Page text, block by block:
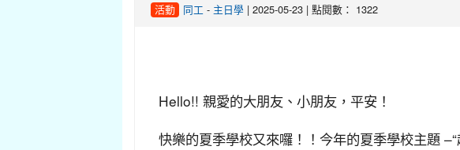
活動 同工 - 主日學| 2025-05-23 | 點閱數： 1322
Hello!! 親愛的大朋友、小朋友，平安！
快樂的夏季學校又來囉！！今年的夏季學校主題